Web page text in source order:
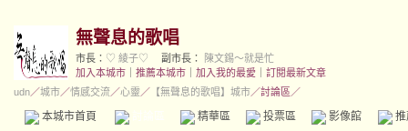
無聲息的歌唱
市長： ♡ 綾子♡ 副市長：
陳文錫～就是忙
加入本城市
推薦本城市 加入我的最愛
訂閱最新文章
udn／城市／情感交流／心靈 ／ 【無聲息的歌唱】城市／討論區／
本城市首頁 精華區 投票區 影像館